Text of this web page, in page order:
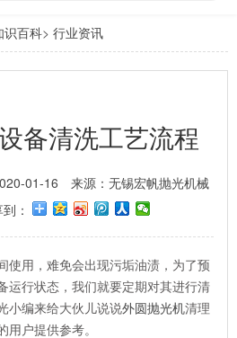
识百科> 行业资讯
备清洗工艺流程
01-16
来源：无锡宏帆抛光机械
：
使用，难免会出现污垢油渍，为了预
运行状态，我们就要定期对其进行清
小编来给大伙儿说说外圆抛光机清理
用户提供参考。